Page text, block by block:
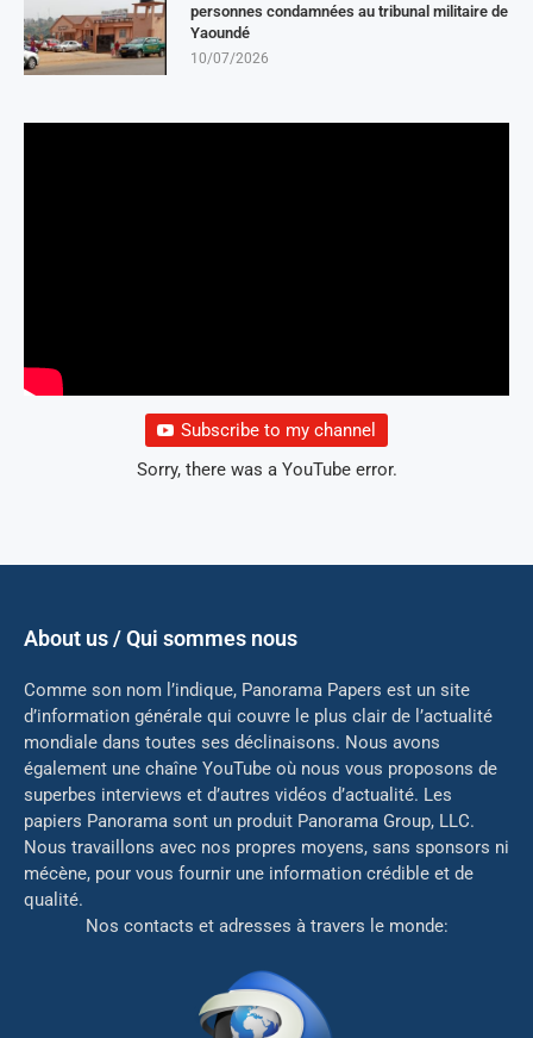
personnes condamnées au tribunal militaire de
Yaoundé
10/07/2026
Subscribe to my channel
Sorry, there was a YouTube error.
About us / Qui sommes nous
Comme son nom l’indique, Panorama Papers est un site
d’information générale qui couvre le plus clair de l’actualité
mondiale dans toutes ses déclinaisons. Nous avons
également une chaîne YouTube où nous vous proposons de
superbes interviews et d’autres vidéos d’actualité. Les
papiers Panorama sont un produit Panorama Group, LLC.
Nous travaillons avec nos propres moyens, sans sponsors ni
mécène, pour vous fournir une information crédible et de
qualité.
Nos contacts et adresses à travers le monde: